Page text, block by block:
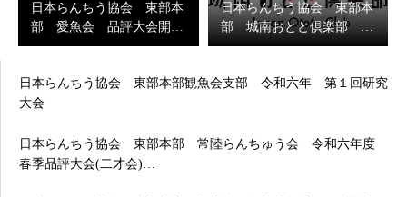
日本らんちう協会 東部本
部 愛魚会 品評大会開…
日本らんちう協会 東部本
部 城南おとと倶楽部 …
日本らんちう協会 東部本部観魚会支部 令和六年 第１回研究
大会
日本らんちう協会 東部本部 常陸らんちゅう会 令和六年度
春季品評大会(二才会)…